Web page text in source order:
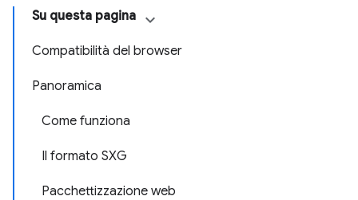
Su questa pagina
Compatibilità del browser
Panoramica
Come funziona
Il formato SXG
Pacchettizzazione web